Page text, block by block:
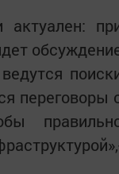
актуален:
переговоры